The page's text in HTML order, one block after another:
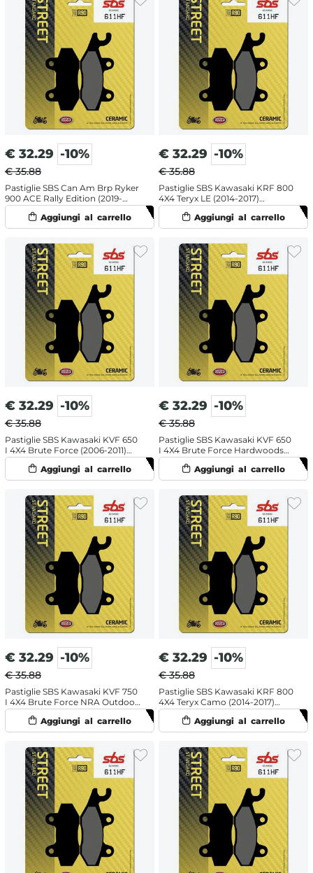
€ 32.29 -10%
€ 35.88
Pastiglie SBS Can Am Brp Ryker
900 ACE Rally Edition (2019-
2024) posteriori destra
ceramiche
€ 32.29 -10%
€ 35.88
Pastiglie SBS Kawasaki KRF 800
4X4 Teryx LE (2014-2017)
posteriori destra ceramiche
€ 32.29 -10%
€ 35.88
Pastiglie SBS Kawasaki KVF 650
I 4X4 Brute Force (2006-2011)
posteriori destra ceramiche
€ 32.29 -10%
€ 35.88
Pastiglie SBS Kawasaki KVF 650
I 4X4 Brute Force Hardwoods
Green HD (2006-2008)
posteriori destra ceramiche
€ 32.29 -10%
€ 35.88
Pastiglie SBS Kawasaki KVF 750
I 4X4 Brute Force NRA Outdoor
(2005-2007) posteriori destra
ceramiche
€ 32.29 -10%
€ 35.88
Pastiglie SBS Kawasaki KRF 800
4X4 Teryx Camo (2014-2017)
posteriori destra ceramiche